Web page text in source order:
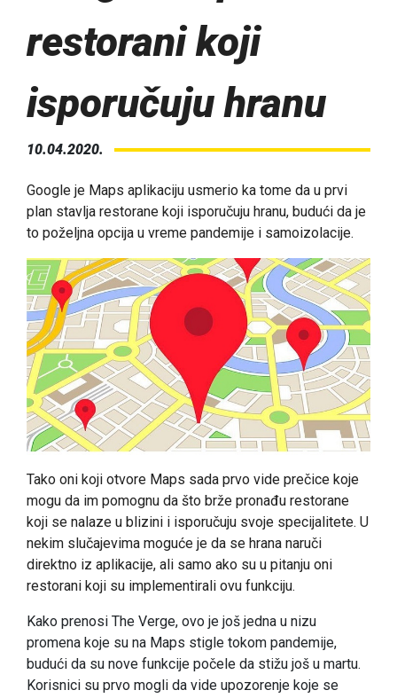
restorani koji
isporučuju hranu
10.04.2020.
Google je Maps aplikaciju usmerio ka tome da u prvi
plan stavlja restorane koji isporučuju hranu, budući da je
to poželjna opcija u vreme pandemije i samoizolacije.
Tako oni koji otvore Maps sada prvo vide prečice koje
mogu da im pomognu da što brže pronađu restorane
koji se nalaze u blizini i isporučuju svoje specijalitete. U
nekim slučajevima moguće je da se hrana naruči
direktno iz aplikacije, ali samo ako su u pitanju oni
restorani koji su implementirali ovu funkciju.
Kako prenosi The Verge, ovo je još jedna u nizu
promena koje su na Maps stigle tokom pandemije,
budući da su nove funkcije počele da stižu još u martu.
Korisnici su prvo mogli da vide upozorenje koje se